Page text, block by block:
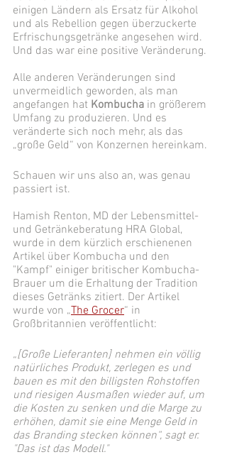
einigen Ländern als Ersatz für Alkohol
und als Rebellion gegen überzuckerte
Erfrischungsgetränke angesehen wird.
Und das war eine positive Veränderung.
Alle anderen Veränderungen sind
unvermeidlich geworden, als man
angefangen hat Kombucha in größerem
Umfang zu produzieren. Und es
veränderte sich noch mehr, als das
„große Geld“ von Konzernen hereinkam.
Schauen wir uns also an, was genau
passiert ist.
Hamish Renton, MD der Lebensmittel-
und Getränkeberatung HRA Global,
wurde in dem kürzlich erschienenen
Artikel über Kombucha und den
"Kampf" einiger britischer Kombucha-
Brauer um die Erhaltung der Tradition
dieses Getränks zitiert. Der Artikel
wurde von „The Grocer“ in
Großbritannien veröffentlicht:
„[Große Lieferanten] nehmen ein völlig
natürliches Produkt, zerlegen es und
bauen es mit den billigsten Rohstoffen
und riesigen Ausmaßen wieder auf, um
die Kosten zu senken und die Marge zu
erhöhen, damit sie eine Menge Geld in
das Branding stecken können“, sagt er.
"Das ist das Modell."